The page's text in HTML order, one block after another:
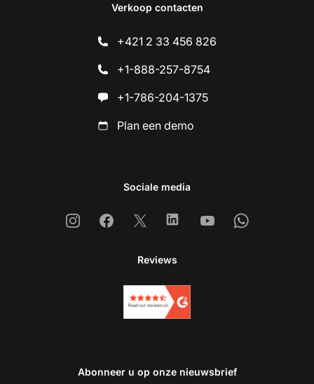
Verkoop contacten
+421 2 33 456 826
+1-888-257-8754
+1-786-204-1375
Plan een demo
Sociale media
InstagramFacebook
X LinkedinYoutubeWhatsapp
Reviews
Abonneer u op onze nieuwsbrief